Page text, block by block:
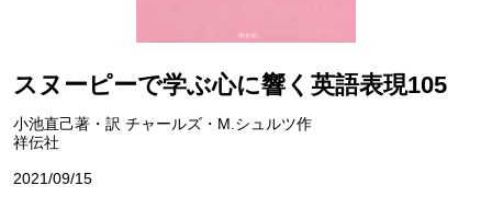
スヌーピーで学ぶ心に響く英語表現105
小池直己著・訳 チャールズ・M.シュルツ作
祥伝社
2021/09/15